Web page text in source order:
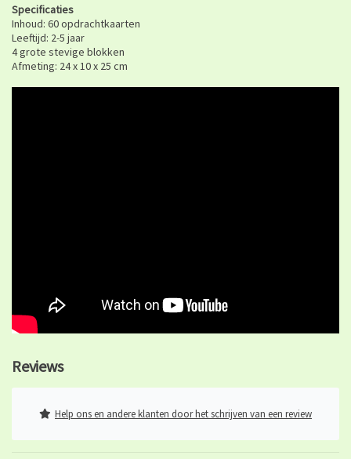
Specificaties
Inhoud: 60 opdrachtkaarten
Leeftijd: 2-5 jaar
4 grote stevige blokken
Afmeting: 24 x 10 x 25 cm
Reviews
Help ons en andere klanten door het schrijven van een review